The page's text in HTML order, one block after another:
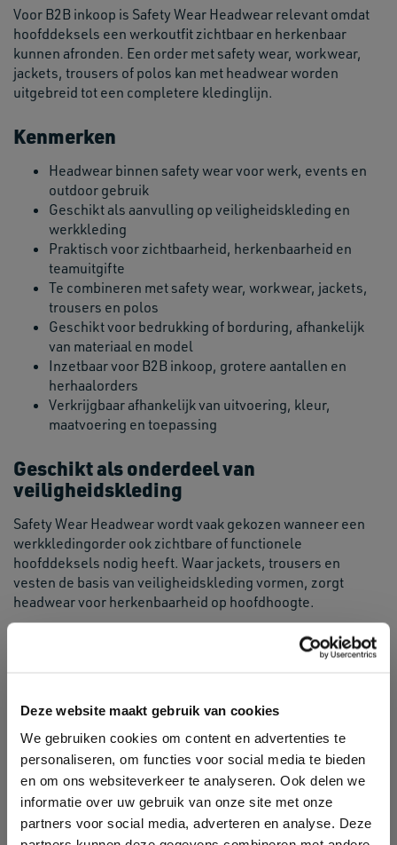
Deze website maakt gebruik van cookies
We gebruiken cookies om content en advertenties te
personaliseren, om functies voor social media te bieden
en om ons websiteverkeer te analyseren. Ook delen we
informatie over uw gebruik van onze site met onze
partners voor social media, adverteren en analyse. Deze
Voor B2B inkoop is Safety Wear Headwear relevant omdat
hoofddeksels een werkoutfit zichtbaar en herkenbaar
kunnen afronden. Een order met safety wear, workwear,
jackets, trousers of polos kan met headwear worden
uitgebreid tot een completere kledinglijn.
Kenmerken
Headwear binnen safety wear voor werk, events en
outdoor gebruik
Geschikt als aanvulling op veiligheidskleding en
werkkleding
Praktisch voor zichtbaarheid, herkenbaarheid en
teamuitgifte
Te combineren met safety wear, workwear, jackets,
trousers en polos
Geschikt voor bedrukking of borduring, afhankelijk
van materiaal en model
Inzetbaar voor B2B inkoop, grotere aantallen en
herhaalorders
Verkrijgbaar afhankelijk van uitvoering, kleur,
maatvoering en toepassing
Geschikt als onderdeel van
veiligheidskleding
Safety Wear Headwear wordt vaak gekozen wanneer een
werkkledingorder ook zichtbare of functionele
hoofddeksels nodig heeft. Waar jackets, trousers en
vesten de basis van veiligheidskleding vormen, zorgt
headwear voor herkenbaarheid op hoofdhoogte.
sluit goed aan op orders voor bouw, logistiek, transport,
Toepassingen
Safety Wear Headwear met logo voor bedrijven en
organisaties